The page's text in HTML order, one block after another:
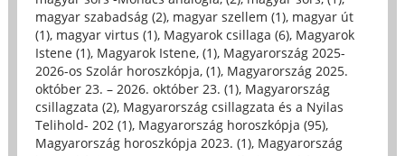
magyar szabadság (2), magyar szellem (1), magyar út
(1), magyar virtus (1), Magyarok csillaga (6), Magyarok
Istene (1), Magyarok Istene, (1), Magyarország 2025-
2026-os Szolár horoszkópja, (1), Magyarország 2025.
október 23. – 2026. október 23. (1), Magyarország
csillagzata (2), Magyarország csillagzata és a Nyilas
Telihold- 202 (1), Magyarország horoszkópja (95),
Magyarország horoszkópja 2023. (1), Magyarország